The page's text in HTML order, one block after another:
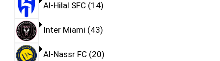
Al-Hilal SFC 14
Inter Miami 43
Al-Nassr FC 20